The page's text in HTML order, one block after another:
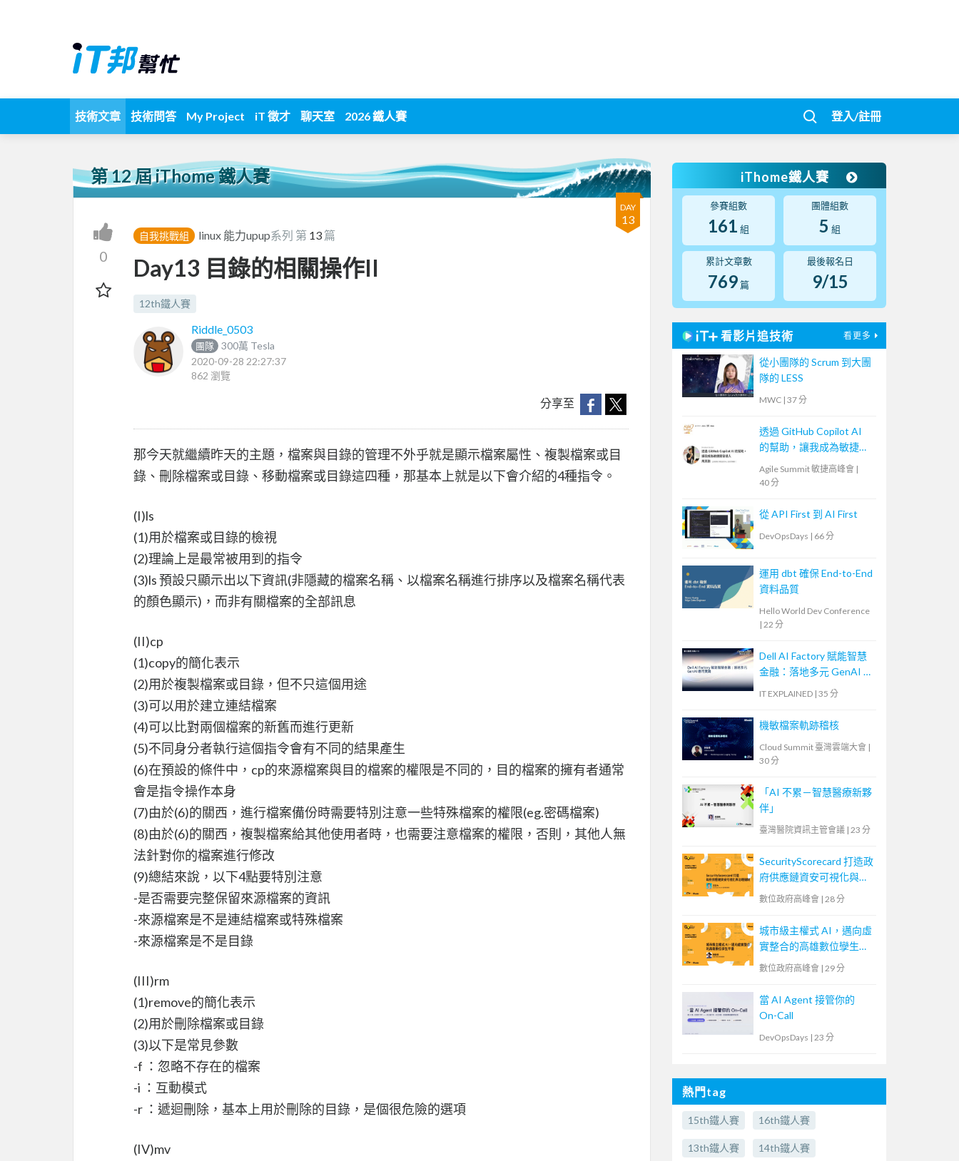
技術文章 技術問答 My Project iT 徵才 聊天室 2026 鐵人賽 登入/註冊
第 12 屆 iThome 鐵人賽
DAY
13
0
自我挑戰組 linux 能力upup系列 第 13 篇
Day13 目錄的相關操作II
12th鐵人賽
Riddle_0503
團隊
300萬 Tesla
2020-09-28 22:27:37
862 瀏覽
分享至
那今天就繼續昨天的主題，檔案與目錄的管理不外乎就是顯示檔案屬性、複製檔案或目
錄、刪除檔案或目錄、移動檔案或目錄這四種，那基本上就是以下會介紹的4種指令。
(I)ls
(1)用於檔案或目錄的檢視
(2)理論上是最常被用到的指令
(3)ls 預設只顯示出以下資訊(非隱藏的檔案名稱、以檔案名稱進行排序以及檔案名稱代表
的顏色顯示)，而非有關檔案的全部訊息
(II)cp
(1)copy的簡化表示
(2)用於複製檔案或目錄，但不只這個用途
(3)可以用於建立連結檔案
(4)可以比對兩個檔案的新舊而進行更新
(5)不同身分者執行這個指令會有不同的結果產生
(6)在預設的條件中，cp的來源檔案與目的檔案的權限是不同的，目的檔案的擁有者通常
會是指令操作本身
(7)由於(6)的關西，進行檔案備份時需要特別注意一些特殊檔案的權限(eg.密碼檔案)
(8)由於(6)的關西，複製檔案給其他使用者時，也需要注意檔案的權限，否則，其他人無
法針對你的檔案進行修改
(9)總結來說，以下4點要特別注意
-是否需要完整保留來源檔案的資訊
-來源檔案是不是連結檔案或特殊檔案
-來源檔案是不是目錄
(III)rm
(1)remove的簡化表示
(2)用於刪除檔案或目錄
(3)以下是常見參數
-f ：忽略不存在的檔案
-i ：互動模式
-r ：遞迴刪除，基本上用於刪除的目錄，是個很危險的選項
(IV)mv
iThome鐵人賽
參賽組數
161 組
團體組數
5 組
累計文章數
769 篇
最後報名日
9/15
看影片追技術 看更多
從小團隊的 Scrum 到大團
隊的 LESS
MWC | 37 分
透過 GitHub Copilot AI
的幫助，讓我成為敏捷開
Agile Summit 敏捷高峰會 |
40 分
從 API First 到 AI First
DevOpsDays | 66 分
運用 dbt 確保 End-to-End
資料品質
Hello World Dev Conference
| 22 分
Dell AI Factory 賦能智慧
金融：落地多元 GenAI 應
IT EXPLAINED | 35 分
機敏檔案軌跡稽核
Cloud Summit 臺灣雲端大會 |
30 分
「AI 不累－智慧醫療新夥
伴」
臺灣醫院資訊主管會議 | 23 分
SecurityScorecard 打造政
府供應鏈資安可視化與治
理機制
數位政府高峰會 | 28 分
城市級主權式 AI，邁向虛
實整合的高雄數位孿生平
臺
數位政府高峰會 | 29 分
當 AI Agent 接管你的
On-Call
DevOpsDays | 23 分
熱門tag
15th鐵人賽 16th鐵人賽
13th鐵人賽 14th鐵人賽